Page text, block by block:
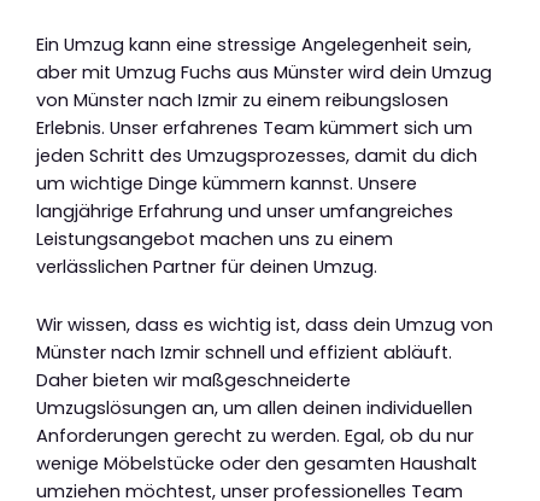
Ein Umzug kann eine stressige Angelegenheit sein,
aber mit Umzug Fuchs aus Münster wird dein Umzug
von Münster nach Izmir zu einem reibungslosen
Erlebnis. Unser erfahrenes Team kümmert sich um
jeden Schritt des Umzugsprozesses, damit du dich
um wichtige Dinge kümmern kannst. Unsere
langjährige Erfahrung und unser umfangreiches
Leistungsangebot machen uns zu einem
verlässlichen Partner für deinen Umzug.
Wir wissen, dass es wichtig ist, dass dein Umzug von
Münster nach Izmir schnell und effizient abläuft.
Daher bieten wir maßgeschneiderte
Umzugslösungen an, um allen deinen individuellen
Anforderungen gerecht zu werden. Egal, ob du nur
wenige Möbelstücke oder den gesamten Haushalt
umziehen möchtest, unser professionelles Team